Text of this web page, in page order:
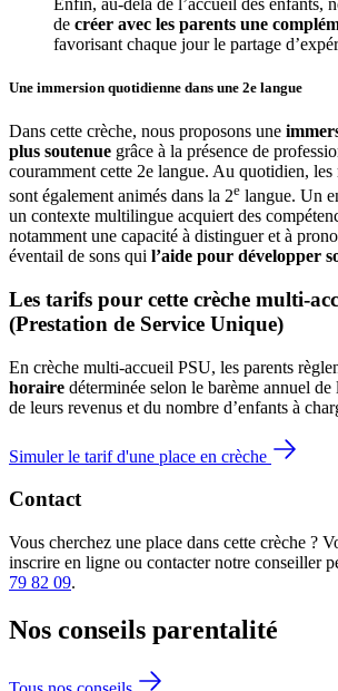
de créer avec les parents une
favorisant chaque jour le partage
Une immersion quotidienne dans une 2e langue
Dans cette crèche, nous proposons une
plus soutenue grâce à la présence de
couramment cette 2e langue. Au quotidien, les
sont également animés dans la 2e langue. Un
un contexte multilingue acquiert des
notamment une capacité à distinguer et à
éventail de sons qui l’aide pour développer
Les tarifs pour cette crèche multi-
(Prestation de Service Unique)
En crèche multi-accueil PSU, les parents
horaire déterminée selon le barème annuel
de leurs revenus et du nombre d’enfants à
Simuler le tarif d'une place en crèche
Contact
Vous cherchez une place dans cette crèche ?
inscrire en ligne ou contacter notre conseiller
79 82 09.
Nos conseils parentalité